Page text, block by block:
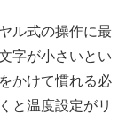
ル式の操作に最
字が小さいとい
かけて慣れる必
と温度設定がリ